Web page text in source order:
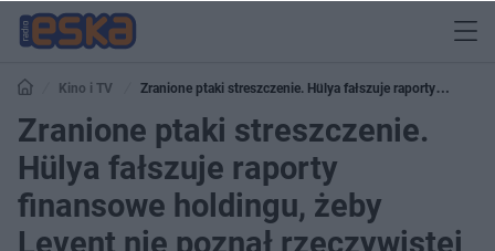
Kino i TV
Zranione ptaki streszczenie. Hülya fałszuje raporty
finansowe holdingu, żeby Levent nie poznał rzeczywistej sytuacji firmy
Zranione ptaki streszczenie.
Hülya fałszuje raporty
finansowe holdingu, żeby
Levent nie poznał rzeczywistej